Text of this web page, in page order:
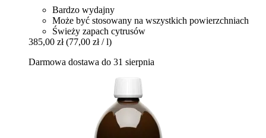
Bardzo wydajny
Może być stosowany na wszystkich powierzchniach
Świeży zapach cytrusów
385,00 zł (77,00 zł / l)
Darmowa dostawa do 31 sierpnia